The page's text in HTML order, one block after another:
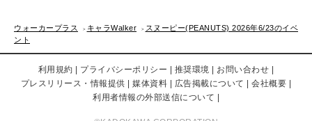
ウォーカープラス キャラWalker
スヌーピー(PEANUTS) 2026年6/23のイベ
ント
利用規約 プライバシーポリシー 推奨環境
お問い合わせ
プレスリリース・情報提供
媒体資料 広告掲載について
会社概要
利用者情報の外部送信について